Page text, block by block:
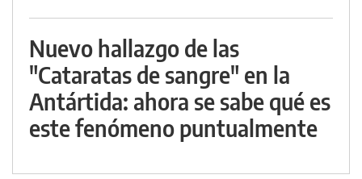
Nuevo hallazgo de las
"Cataratas de sangre" en la
Antártida: ahora se sabe qué es
este fenómeno puntualmente